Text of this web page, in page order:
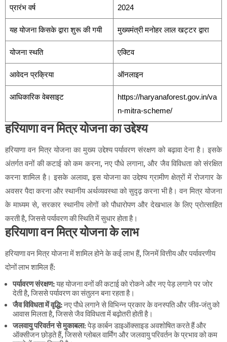
प्रारंभ वर्ष 2024
यह योजना किसके द्वारा शुरू की गयी मुख्यमंत्री मनोहर लाल खट्टर द्वारा
योजना स्थति एक्टिव
आवेदन प्रक्रिया ऑनलाइन
आधिकारिक वेबसाइट
https://haryanaforest.gov.in/va
n-mitra-scheme/
हरियाणा वन मित्र योजना का उद्देश्य
हरियाणा वन मित्र योजना का मुख्य उद्देश्य पर्यावरण संरक्षण को बढ़ावा देना है। इसके
अंतर्गत वनों की कटाई को कम करना, नए पौधे लगाना, और जैव विविधता को संरक्षित
करना शामिल है। इसके अलावा, इस योजना का उद्देश्य ग्रामीण क्षेत्रों में रोजगार के
अवसर पैदा करना और स्थानीय अर्थव्यवस्था को सुदृढ़ करना भी है। वन मित्र योजना
के माध्यम से, सरकार स्थानीय लोगों को पौधारोपण और देखभाल के लिए प्रोत्साहित
करती है, जिससे पर्यावरण की स्थिति में सुधार होता है।
हरियाणा वन मित्र योजना के लाभ
हरियाणा वन मित्र योजना में शामिल होने के कई लाभ हैं, जिनमें वित्तीय और पर्यावरणीय
दोनों लाभ शामिल हैं:
पर्यावरण संरक्षण:यह योजना वनों की कटाई को रोकने और नए पेड़ लगाने पर जोर
देती है, जिससे पर्यावरण का संतुलन बना रहता है।
जैव विविधता में वृद्धि:नए पौधे लगाने से विभिन्न प्रकार के वनस्पति और जीव-जंतु को
आवास मिलता है, जिससे जैव विविधता में बढ़ोतरी होती है।
जलवायु परिवर्तन से मुकाबला: पेड़ कार्बन डाइऑक्साइड अवशोषित करते हैं और
ऑक्सीजन छोड़ते हैं, जिससे ग्लोबल वार्मिंग और जलवायु परिवर्तन के प्रभाव को कम